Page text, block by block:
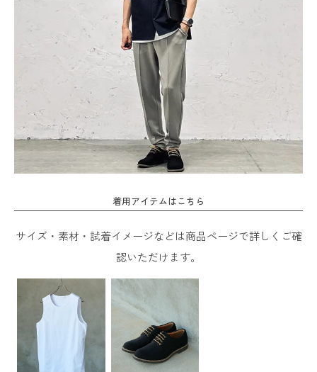
着用アイテムはこちら
サイズ・素材・試着イメージなどは商品ページで詳しくご確
認いただけます。